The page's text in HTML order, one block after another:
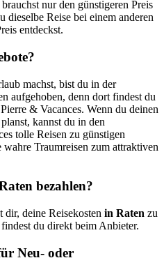
nur den günstigeren Preis
dieselbe Reise bei einem anderen
entdeckst.
machst, bist du in der
aufgehoben, denn dort findest du
& Vacances. Wenn du deinen
kannst du in den
tolle Reisen zu günstigen
Traumreisen zum attraktiven
bezahlen?
dir, deine Reisekosten in Raten zu
du direkt beim Anbieter.
Neu- oder